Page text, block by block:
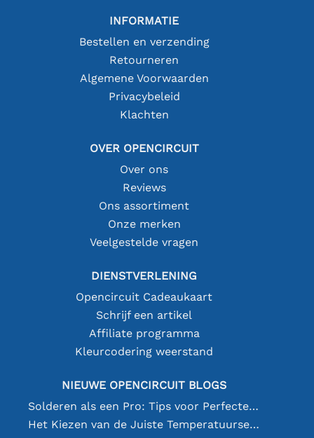
INFORMATIE
Bestellen en verzending
Retourneren
Algemene Voorwaarden
Privacybeleid
Klachten
OVER OPENCIRCUIT
Over ons
Reviews
Ons assortiment
Onze merken
Veelgestelde vragen
DIENSTVERLENING
Opencircuit Cadeaukaart
Schrijf een artikel
Affiliate programma
Kleurcodering weerstand
NIEUWE OPENCIRCUIT BLOGS
Solderen als een Pro: Tips voor Perfecte Elektronische Verbindingen
Het Kiezen van de Juiste Temperatuursensor [youtube]